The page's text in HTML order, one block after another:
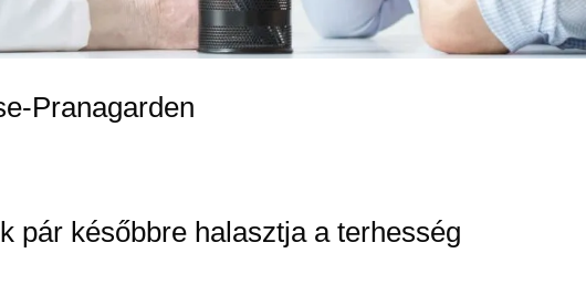
Pranagarden
pár későbbre halasztja a terhesség